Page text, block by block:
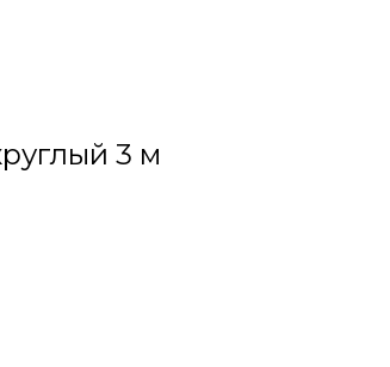
3 м